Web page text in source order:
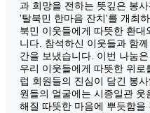
과 희망을 전하는 뜻깊은 봉
'탈북민 한마음 잔치'를 개최
북민 이웃들에게 따뜻한 환
니다. 참석하신 이웃들과 함
간을 보냈습니다. 이번 나눔
우리 이웃들에게 따뜻한 위
럽 회원들의 진심이 담긴 봉
원들의 얼굴에는 시종일관
해질 따뜻한 마음에 뿌듯함